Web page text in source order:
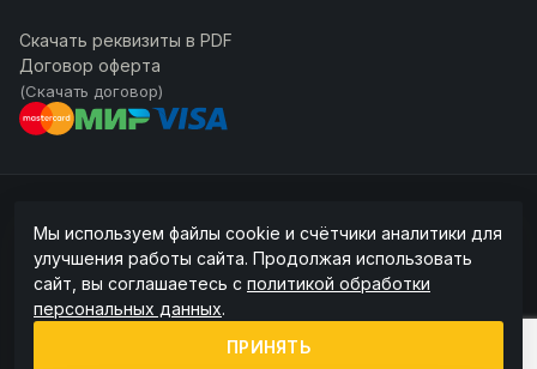
Скачать реквизиты в PDF
Договор оферта
(Скачать договор)
ссылка на источник обязательна.
Информация на сайте не является публичной офертой (ст. 437 ГК РФ).
Политика конфиденциальности
Пользовательское соглашение
Мы используем файлы cookie и счётчики аналитики для
улучшения работы сайта. Продолжая использовать
сайт, вы соглашаетесь с политикой обработки
персональных данных.
ПРИНЯТЬ